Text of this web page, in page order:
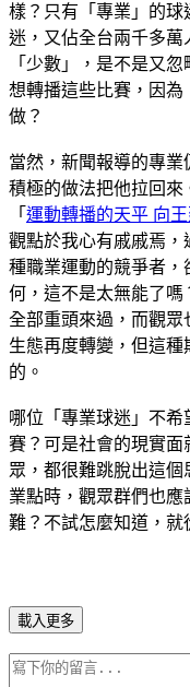
樣？只有「專業」的
迷，又佔全台兩千多
「少數」，是不是又
想轉播這些比賽，因
做？
當然，新聞報導的專
積極的做法把他拉回
「 運動轉播的天平 向
觀點於我心有戚戚焉
種職業運動的競爭者
何，這不是太無能了
全部重頭來過，而觀
生態再度轉變，但這
的。
哪位「專業球迷」不
賽？可是社會的現實
眾，都很難跳脫出這
業點時，觀眾群們也
難？不試怎麼知道，就
載入更多